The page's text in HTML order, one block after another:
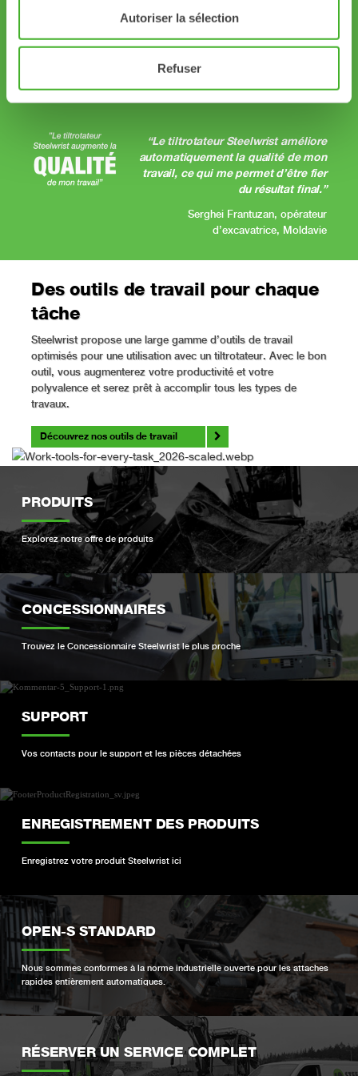
Autoriser la sélection
Refuser
offerte par cet équipement est
Landscaping LLC, États-Unis
“Le tiltrotateur Steelwrist améliore
automatiquement la qualité de mon
travail, ce qui me permet d’être fier
du résultat final.”
Serghei Frantuzan, opérateur
d’excavatrice, Moldavie
Des outils de travail pour chaque
tâche
Steelwrist propose une large gamme d’outils de travail
optimisés pour une utilisation avec un tiltrotateur. Avec le bon
outil, vous augmenterez votre productivité et votre
polyvalence et serez prêt à accomplir tous les types de
travaux.
Découvrez nos outils de travail
PRODUITS
Explorez notre offre de produits
CONCESSIONNAIRES
Trouvez le Concessionnaire Steelwrist le plus proche
SUPPORT
Vos contacts pour le support et les pièces détachées
ENREGISTREMENT DES PRODUITS
Enregistrez votre produit Steelwrist ici
OPEN-S STANDARD
Nous sommes conformes à la norme industrielle ouverte pour les attaches
rapides entièrement automatiques.
RÉSERVER UN SERVICE COMPLET